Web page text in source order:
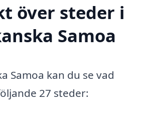
över steder i
Samoa
Samoa kan du se vad
27 steder: